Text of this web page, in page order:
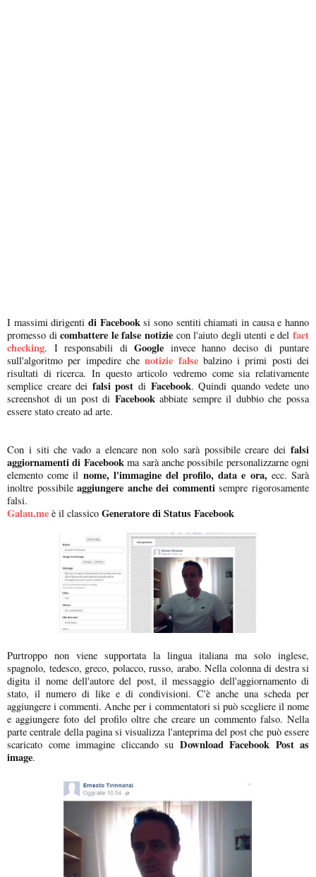
I massimi dirigenti di Facebooksi sono sentiti chiamati in causa e hanno
promesso dicombattere le false notiziecon l'aiuto degli utenti e delfact
checking. I responsabili diGoogle invece hanno deciso di puntare
sull'algoritmo per impedire che notizie falsebalzino i primi posti dei
risultati di ricerca. In questo articolo vedremo come sia relativamente
semplice creare dei falsi post di Facebook. Quindi quando vedete uno
screenshot di un post di Facebookabbiate sempre il dubbio che possa
essere stato creato ad arte.
Con i siti che vado a elencare non solo sarà possibile creare dei falsi
aggiornamenti di Facebookma sarà anche possibile personalizzarne ogni
elemento come il nome, l'immagine del profilo, data e ora, ecc. Sarà
inoltre possibileaggiungere anche dei commentisempre rigorosamente
falsi.
Galau.me è il classico Generatore di Status Facebook
Purtroppo non viene supportata la lingua italiana ma solo inglese,
spagnolo, tedesco, greco, polacco, russo, arabo. Nella colonna di destra si
digita il nome dell'autore del post, il messaggio dell'aggiornamento di
stato, il numero di like e di condivisioni. C'è anche una scheda per
aggiungere i commenti. Anche per i commentatori si può scegliere il nome
e aggiungere foto del profilo oltre che creare un commento falso. Nella
parte centrale della pagina si visualizza l'anteprima del post che può essere
scaricato come immagine cliccando su Download Facebook Post as
image.